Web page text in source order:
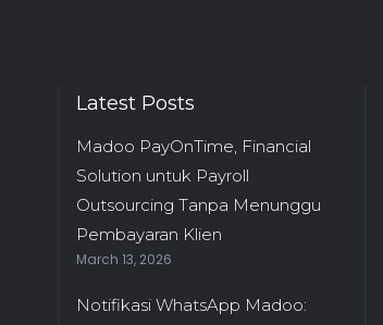
Latest Posts
Madoo PayOnTime, Financial
Solution untuk Payroll
Outsourcing Tanpa Menunggu
Pembayaran Klien
March 13, 2026
Notifikasi WhatsApp Madoo: